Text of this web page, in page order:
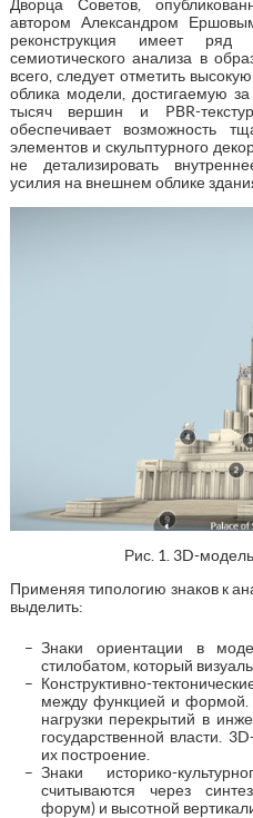
Дворца Советов,
автором Александром
реконструкция имеет ряд
семиотического анализа в
всего, следует отметить
облика модели, достигаемую
тысяч вершин и PBR-
обеспечивает возможность
элементов и скульптурного
не детализировать
усилия на внешнем облике
Рис. 1. 3D-
Применяя типологию знаков к
выделить:
Знаки ориентации в
стилобатом, который
Конструктивно-
между функцией и формой.
нагрузки перекрытий в
государственной власти.
их построение.
Знаки историко-
считываются через
форум) и высотной